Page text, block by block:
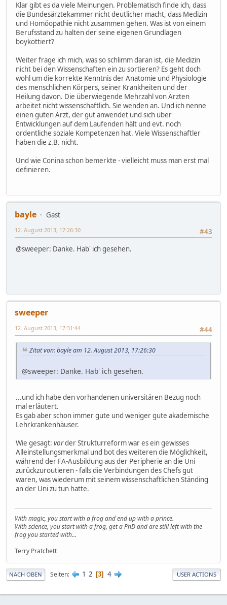
Klar gibt es da viele Meinungen. Problematisch finde ich, dass
die Bundesärztekammer nicht deutlicher macht, dass Medizin
und Homöopathie nicht zusammen gehen. Was ist von einem
Berufsstand zu halten der seine eigenen Grundlagen
boykottiert?
Weiter frage ich mich, was so schlimm daran ist, die Medizin
nicht bei den Wissenschaften ein zu sortieren? Es geht doch
wohl um die korrekte Kenntnis der Anatomie und Physiologie
des menschlichen Körpers, seiner Krankheiten und der
Heilung davon. Die überwiegende Mehrzahl von Ärzten
arbeitet nicht wissenschaftlich. Sie wenden an. Und ich nenne
einen guten Arzt, der gut anwendet und sich über
Entwicklungen auf dem Laufenden hält und evt. noch
ordentliche soziale Kompetenzen hat. Viele Wissenschaftler
haben die z.B. nicht.
Und wie Conina schon bemerkte - vielleicht muss man erst mal
definieren.
bayle
Gast
#43
12. August 2013, 17:26:30
@sweeper: Danke. Hab' ich gesehen.
sweeper
#44
12. August 2013, 17:31:44
Zitat von: bayle am 12. August 2013, 17:26:30
@sweeper: Danke. Hab' ich gesehen.
...und ich habe den vorhandenen universitären Bezug noch
mal erläutert.
Es gab aber schon immer gute und weniger gute akademische
Lehrkrankenhäuser.
Wie gesagt: vorder Strukturreform war es ein gewisses
Alleinstellungsmerkmal und bot des weiteren die Möglichkeit,
während der FA-Ausbildung aus der Peripherie an die Uni
zurückzuroutieren - falls die Verbindungen des Chefs gut
waren, was wiederum mit seinem wissenschaftlichen Ständing
an der Uni zu tun hatte.
With magic, you start with a frog and end up with a prince.
With science, you start with a frog, get a PhD and are still left with the
frog you started with...
Terry Pratchett
NACH OBEN Seiten 1 2 3 4 USER ACTIONS